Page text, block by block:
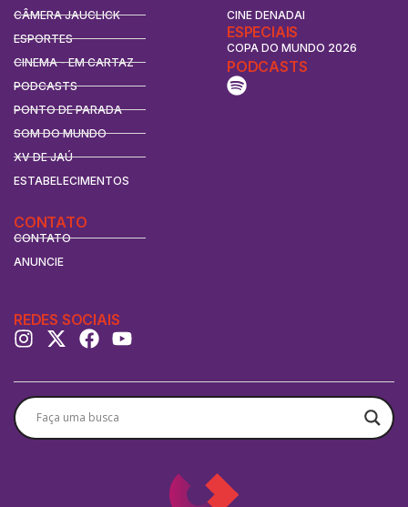
CÂMERA JAUCLICK
ESPORTES
CINEMA - EM CARTAZ
PODCASTS
PONTO DE PARADA
SOM DO MUNDO
XV DE JAÚ
ESTABELECIMENTOS
CINE DENADAI
ESPECIAIS
COPA DO MUNDO 2026
CONTATO
CONTATO
ANUNCIE
PODCASTS
REDES SOCIAIS